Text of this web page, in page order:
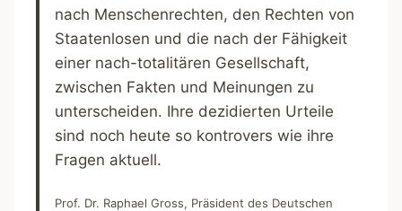
nach Menschenrechten, den Rechten von
Staatenlosen und die nach der Fähigkeit
einer nach-totalitären Gesellschaft,
zwischen Fakten und Meinungen zu
unterscheiden. Ihre dezidierten Urteile
sind noch heute so kontrovers wie ihre
Fragen aktuell.
Prof. Dr. Raphael Gross, Präsident des Deutschen